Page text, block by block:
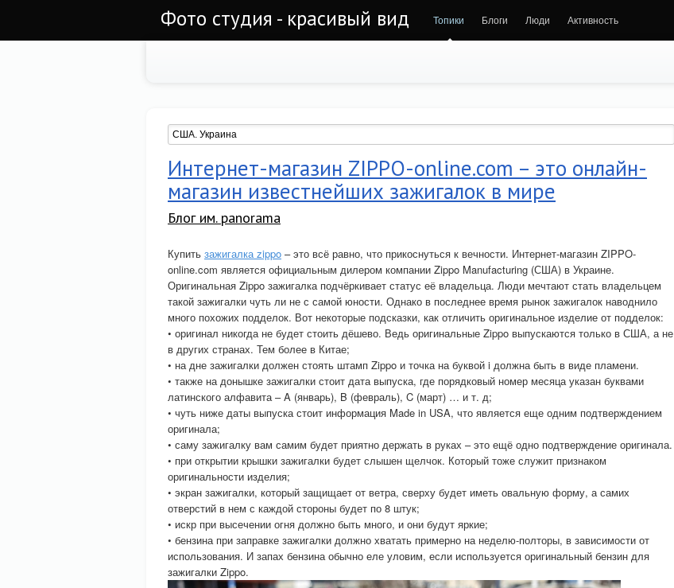
Фото студия - красивый вид Топики Блоги Люди Активность
Интернет-магазин ZIPPO-online.com – это онлайн-
магазин известнейших зажигалок в мире
Блог им. panorama
Купить зажигалка zippo – это всё равно, что прикоснуться к вечности. Интернет-магазин ZIPPO-
online.com является официальным дилером компании Zippo Manufacturing (США) в Украине.
Оригинальная Zippo зажигалка подчёркивает статус её владельца. Люди мечтают стать владельцем
такой зажигалки чуть ли не с самой юности. Однако в последнее время рынок зажигалок наводнило
много похожих подделок. Вот некоторые подсказки, как отличить оригинальное изделие от подделок:
• оригинал никогда не будет стоить дёшево. Ведь оригинальные Zippo выпускаются только в США, а не
в других странах. Тем более в Китае;
• на дне зажигалки должен стоять штамп Zippo и точка на буквой i должна быть в виде пламени.
• также на донышке зажигалки стоит дата выпуска, где порядковый номер месяца указан буквами
латинского алфавита – A (январь), B (февраль), C (март) … и т. д;
• чуть ниже даты выпуска стоит информация Made in USA, что является еще одним подтверждением
оригинала;
• саму зажигалку вам самим будет приятно держать в руках – это ещё одно подтверждение оригинала.
• при открытии крышки зажигалки будет слышен щелчок. Который тоже служит признаком
оригинальности изделия;
• экран зажигалки, который защищает от ветра, сверху будет иметь овальную форму, а самих
отверстий в нем с каждой стороны будет по 8 штук;
• искр при высечении огня должно быть много, и они будут яркие;
• бензина при заправке зажигалки должно хватать примерно на неделю-полторы, в зависимости от
использования. И запах бензина обычно еле уловим, если используется оригинальный бензин для
зажигалки Zippo.